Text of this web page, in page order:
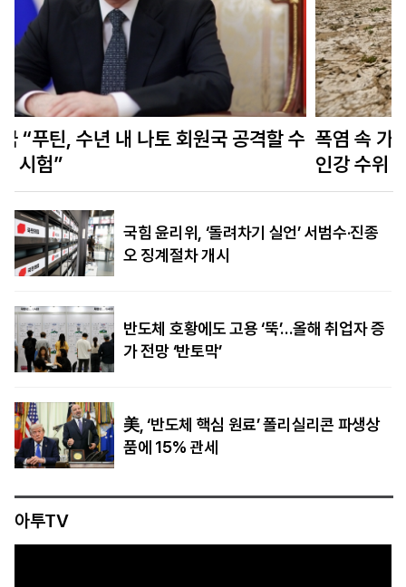
폭염 속 가뭄에 유럽 경제 위기…‘물류 대동맥’ 라
인강 수위 사상 최저
국힘 윤리위, ‘돌려차기 실언’ 서범수·진종
오 징계절차 개시
반도체 호황에도 고용 ‘뚝’…올해 취업자 증
가 전망 ‘반토막’
美, ‘반도체 핵심 원료’ 폴리실리콘 파생상
품에 15% 관세
아투TV